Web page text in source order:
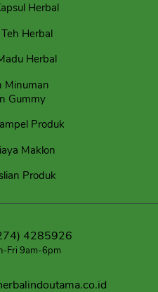
Herbal
Herbal
Herbal
Minuman
Gummy
Produk
Maklon
Produk
4285926
Fri 9am-6pm